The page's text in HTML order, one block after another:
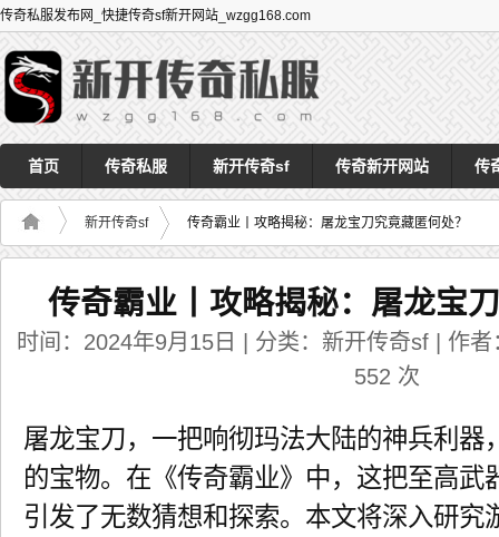
传奇私服发布网_快捷传奇sf新开网站_wzgg168.com
首页 传奇私服 新开传奇sf 传奇新开网站 传
新开传奇sf 传奇霸业丨攻略揭秘：屠龙宝刀究竟藏匿何处？
传奇霸业丨攻略揭秘：屠龙宝
时间：2024年9月15日 | 分类：新开传奇sf | 作
552 次
屠龙宝刀，一把响彻玛法大陆的神兵利器
的宝物。在《传奇霸业》中，这把至高武
引发了无数猜想和探索。本文将深入研究